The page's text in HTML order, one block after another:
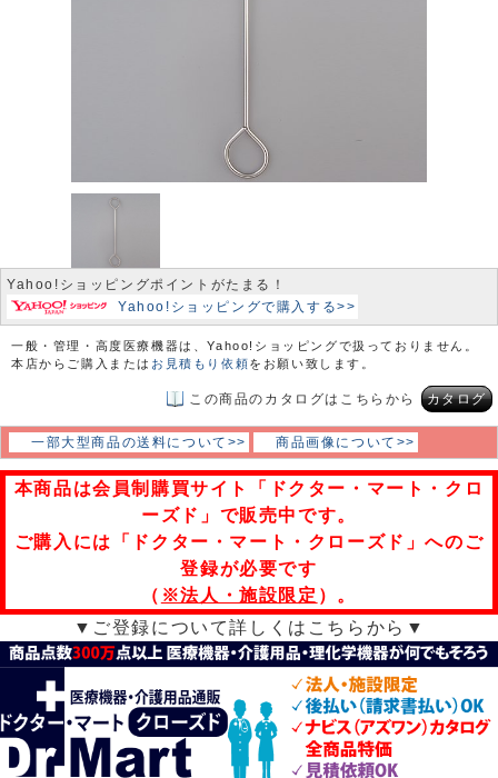
Yahoo!ショッピングポイントがたまる！
Yahoo!ショッピングで購入する>>
一般・管理・高度医療機器は、Yahoo!ショッピングで扱っておりません。
本店からご購入または お見積もり依頼をお願い致します。
この商品のカタログはこちらから カタログ
一部大型商品の送料について>> 商品画像について>>
本商品は会員制購買サイト「ドクター・マート・クロ
ーズド」で販売中です。
ご購入には「ドクター・マート・クローズド」へのご
登録が必要です
（ ※法人・施設限定 ）。
▼ご登録について詳しくはこちらから▼